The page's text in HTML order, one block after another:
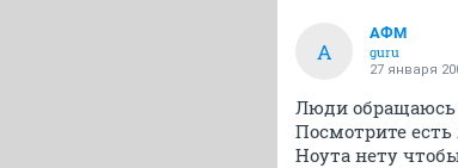
А
АФМ
guru
27 января
Люди обращаюсь
Посмотрите
Ноута нету